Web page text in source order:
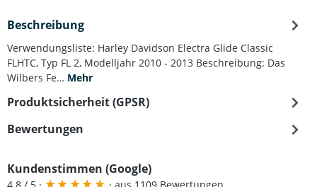
Beschreibung
Verwendungsliste: Harley Davidson Electra Glide Classic
FLHTC, Typ FL 2, Modelljahr 2010 - 2013 Beschreibung: Das
Wilbers Fe… Mehr
Produktsicherheit (GPSR)
Bewertungen
Kundenstimmen (Google)
★★★★★